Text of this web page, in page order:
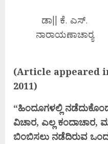
ಡಾ|| ಕೆ. ಎಸ್.
ನಾರಾಯಣಾಚಾರ‍್ಯ
(Article appeared
2011)
“ಹಿಂದೂಗಳಲ್ಲಿ
ವಿಚಾರ, ಎಲ್ಲ ಕಂದಾಚಾರ,
ಬಿಂಬಿಸಲು ನಡೆದಿರುವ